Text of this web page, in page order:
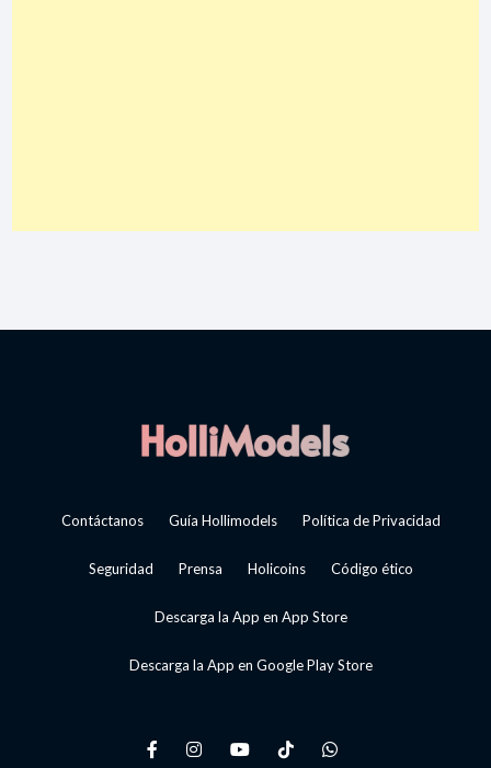
Contáctanos Guía Hollimodels Política de Privacidad
Seguridad Prensa Holicoins Código ético
Descarga la App en App Store
Descarga la App en Google Play Store